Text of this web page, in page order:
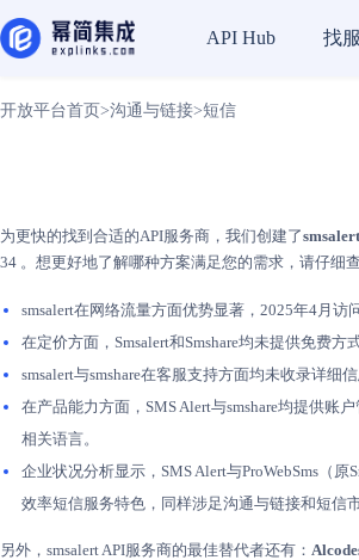
API Hub 找
开放平台首页 >沟通与链接>短信
为更快的找到合适的API服务商，我们创建了smsalert
34 。想更好地了解哪种方案满足您的需求，请仔细
smsalert在网络流量方面优势显著，2025年4月
在定价方面，Smsalert和Smshare均未提供免费
smsalert与smshare在客服支持方面均未收录详
在产品能力方面，SMS Alert与smshare均提供账
相关语言。
企业状况分析显示，SMS Alert与ProWebSms（
效率短信服务特色，同样涉足沟通与链接和短信
另外，smsalert API服务商的最佳替代者还有：